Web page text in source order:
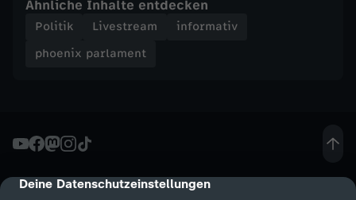
cmp-dialog-description
Deine Datenschutzeinstellungen
n
M
a
Ähnliche Inhalte entdecken
Politik Livestream
informativ
phoenix parlament